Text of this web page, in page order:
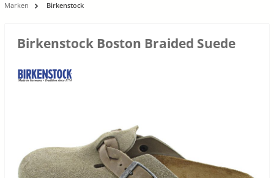
Marken Birkenstock
Birkenstock Boston Braided Suede